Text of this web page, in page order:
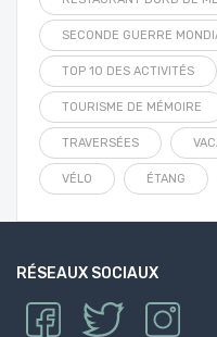
SECONDE GUERRE
TOP 10 DES ACTIVITÉS
TOURISME DE MÉMOIRE
TRAVERSÉES
VÉLO ÉTANG
RÉSEAUX SOCIAUX